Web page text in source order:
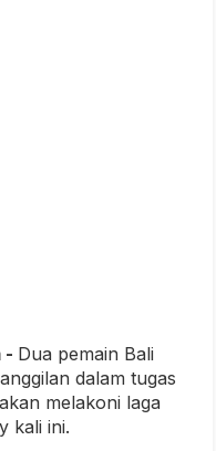
- Dua pemain Bali
dalam tugas
melakoni laga
kali ini.